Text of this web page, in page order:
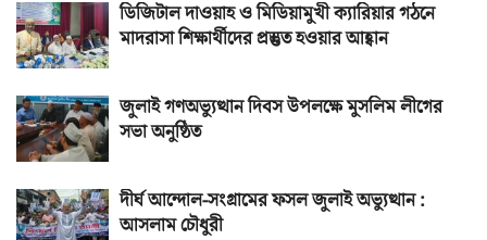
ডিজিটাল দাওয়াহ ও মিডিয়ামুখী ক্যারিয়ার গঠনে
মাদরাসা শিক্ষার্থীদের প্রস্তুত হওয়ার আহ্বান
জুলাই গণঅভ্যুত্থান দিবস উপলক্ষে মুসলিম লীগের
সভা অনুষ্ঠিত
দীর্ঘ আন্দোল-সংগ্রামের ফসল জুলাই অভ্যুত্থান :
আসলাম চৌধুরী